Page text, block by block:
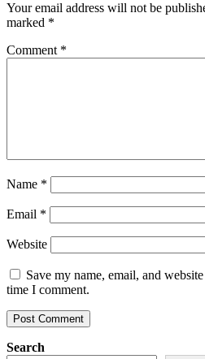
Your email address will not be
marked *
Comment *
Name *
Email *
Website
Save my name, email, and
time I comment.
Search